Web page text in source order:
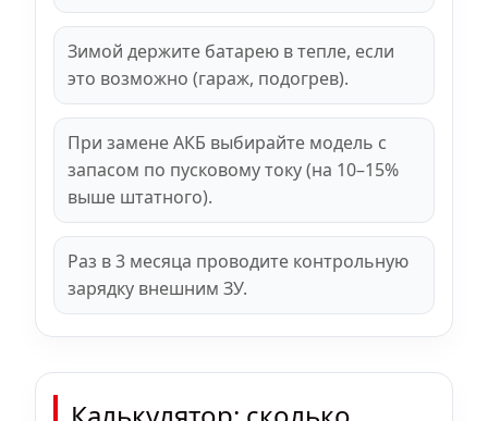
Зимой держите батарею в тепле, если
это возможно (гараж, подогрев).
При замене АКБ выбирайте модель с
запасом по пусковому току (на 10–15%
выше штатного).
Раз в 3 месяца проводите контрольную
зарядку внешним ЗУ.